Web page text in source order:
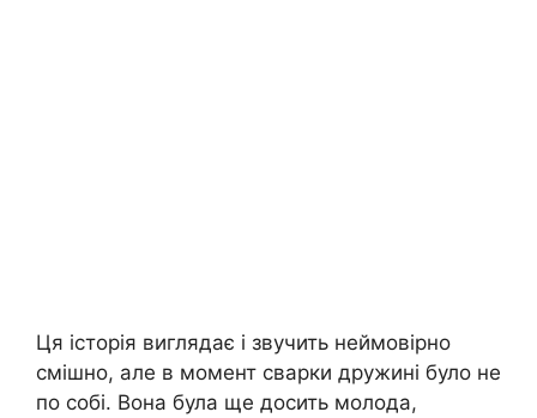
Ця історія виглядає і звучить неймовірно
смішно, але в момент сварки дружині було не
по собі. Вона була ще досить молода,